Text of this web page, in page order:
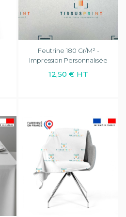
Feutrine 180 Gr/m² -
Impression Personnalisée
12,50 € HT